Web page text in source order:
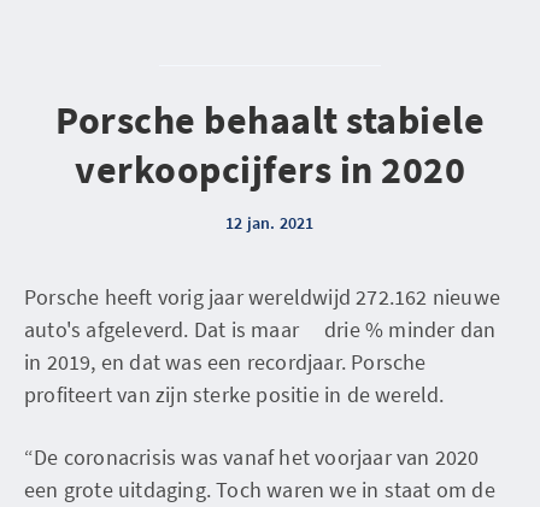
Porsche behaalt stabiele
verkoopcijfers in 2020
12 jan. 2021
Porsche heeft vorig jaar wereldwijd 272.162 nieuwe
auto's afgeleverd. Dat is maar drie % minder dan
in 2019, en dat was een recordjaar. Porsche
profiteert van zijn sterke positie in de wereld.
“De coronacrisis was vanaf het voorjaar van 2020
een grote uitdaging. Toch waren we in staat om de